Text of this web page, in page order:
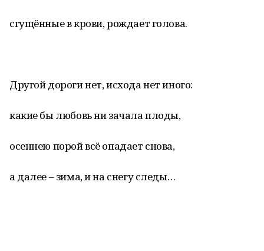
сгущённые в крови, рождает голова.
Другой дороги нет, исхода нет иного:
какие бы любовь ни зачала плоды,
осеннею порой всё опадает снова,
а далее – зима, и на снегу следы…